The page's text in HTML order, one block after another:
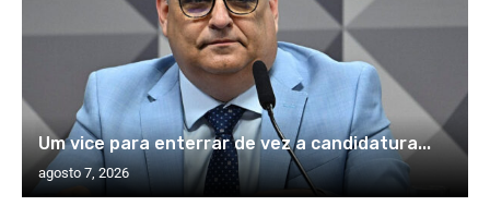
Um vice para enterrar de vez a candidatura...
agosto 7, 2026